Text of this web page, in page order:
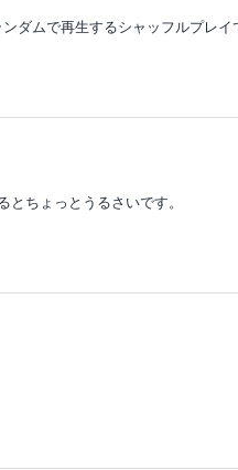
ダムで再生するシャッフルプレイ
ちょっとうるさいです。